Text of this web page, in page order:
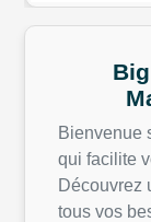
Bienvenue
qui facilite
Découvrez
tous vos